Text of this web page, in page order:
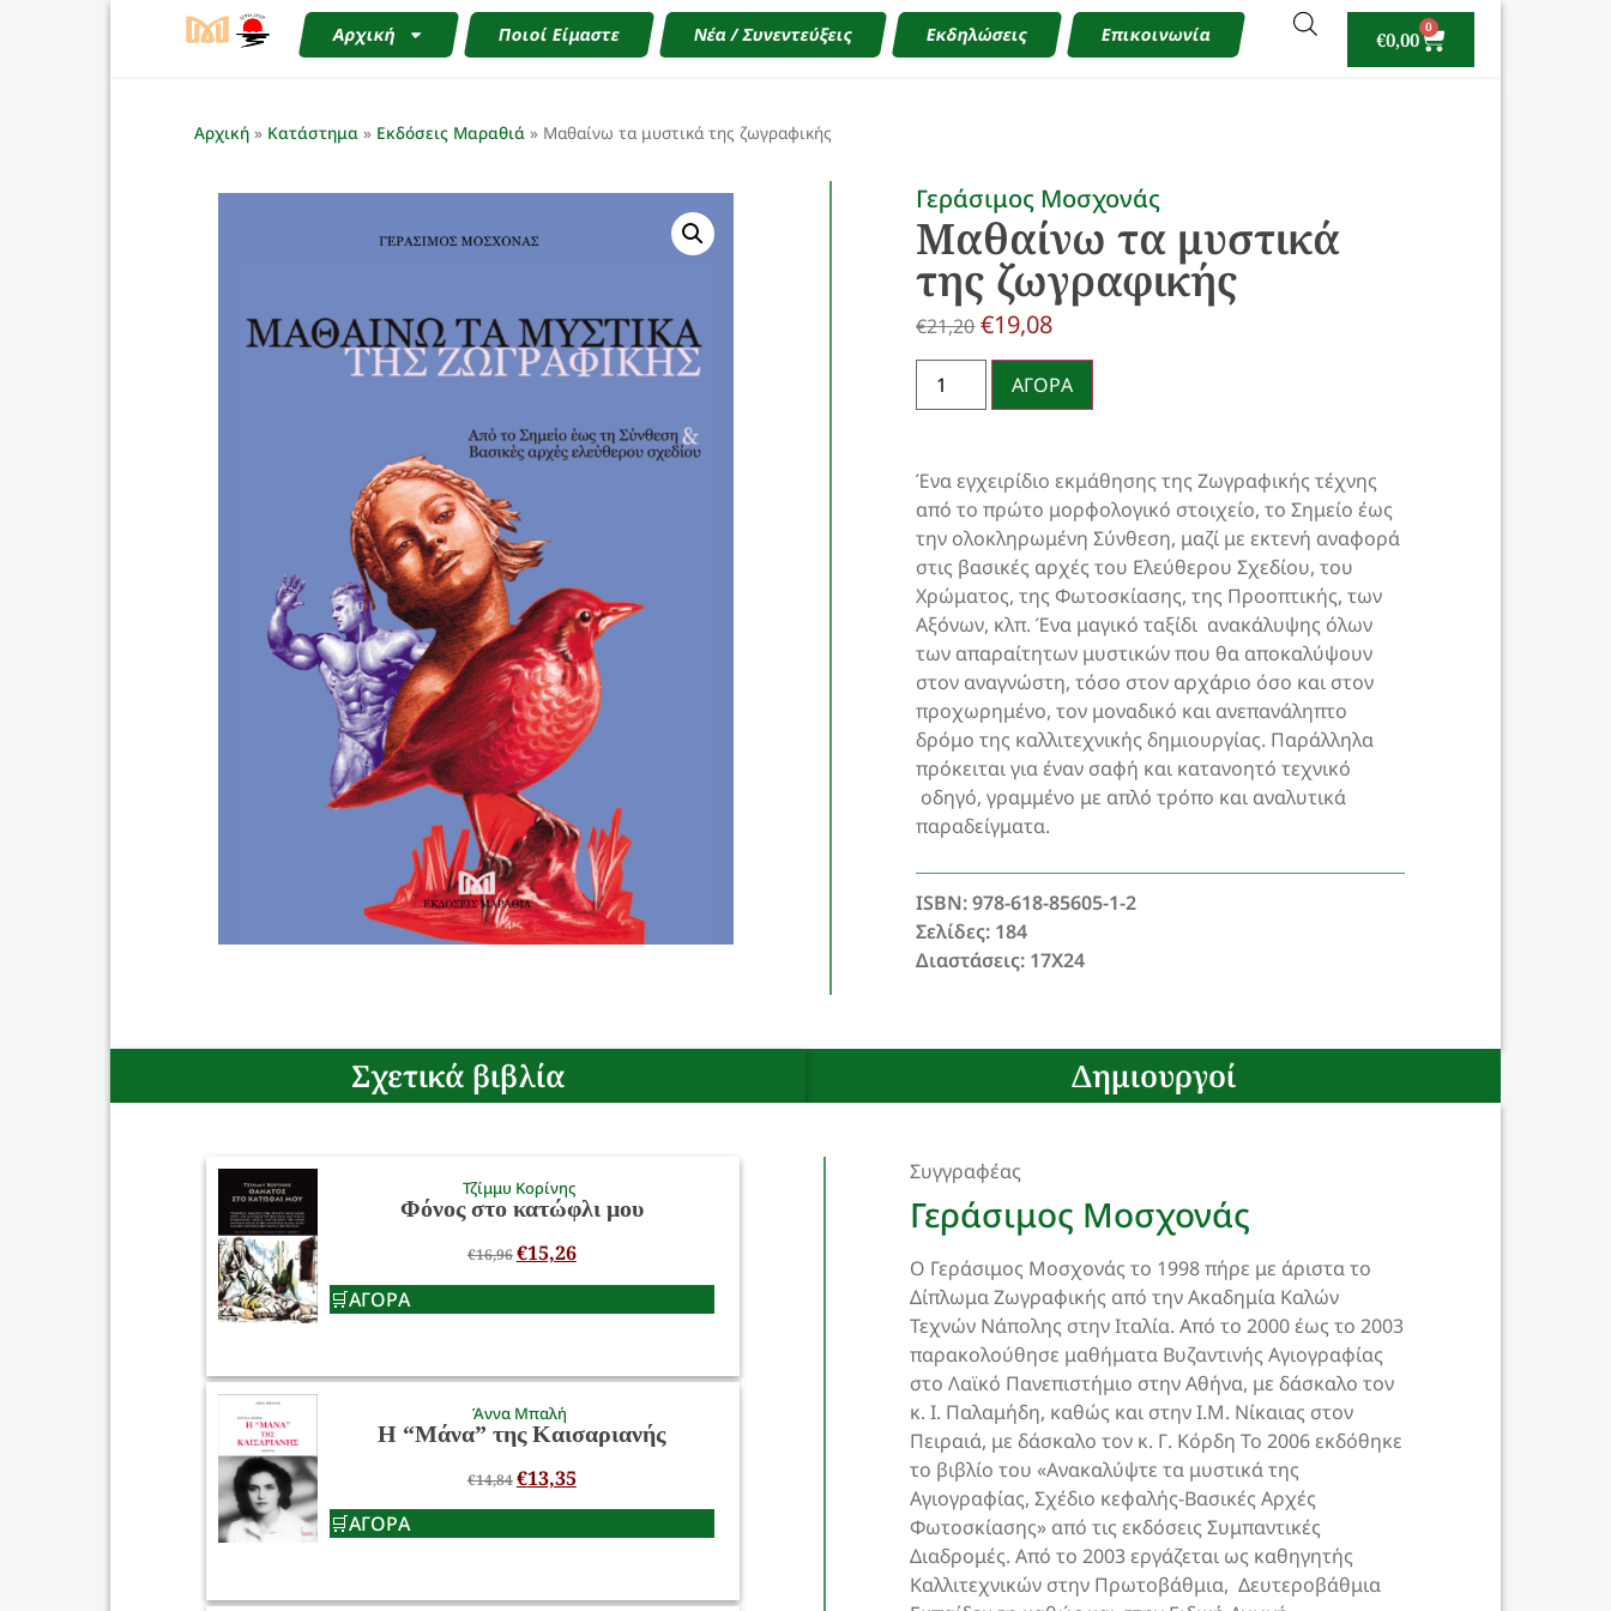
Αρχική Ποιοί Είμαστε Νέα / Συνεντεύξεις Εκδηλώσεις Επικοινωνία €0,00
0
Αρχική » Κατάστημα » Εκδόσεις Μαραθιά » Μαθαίνω τα μυστικά της ζωγραφικής
Γεράσιμος Μοσχονάς
Μαθαίνω τα μυστικά
της ζωγραφικής
€21,20 €19,08
ΑΓΟΡΑ
Ένα εγχειρίδιο εκμάθησης της Ζωγραφικής τέχνης
από το πρώτο μορφολογικό στοιχείο, το Σημείο έως
την ολοκληρωμένη Σύνθεση, μαζί με εκτενή αναφορά
στις βασικές αρχές του Ελεύθερου Σχεδίου, του
Χρώματος, της Φωτοσκίασης, της Προοπτικής, των
Αξόνων, κλπ. Ένα μαγικό ταξίδι ανακάλυψης όλων
των απαραίτητων μυστικών που θα αποκαλύψουν
στον αναγνώστη, τόσο στον αρχάριο όσο και στον
προχωρημένο, τον μοναδικό και ανεπανάληπτο
δρόμο της καλλιτεχνικής δημιουργίας. Παράλληλα
πρόκειται για έναν σαφή και κατανοητό τεχνικό
οδηγό, γραμμένο με απλό τρόπο και αναλυτικά
παραδείγματα.
ISBN: 978-618-85605-1-2
Σελίδες: 184
Διαστάσεις: 17Χ24
Σχετικά βιβλία Δημιουργοί
Τζίμμυ Κορίνης
Φόνος στο κατώφλι μου
€16,96€15,26
ΑΓΟΡΑ
Άννα Μπαλή
Η “Μάνα” της Καισαριανής
€14,84€13,35
ΑΓΟΡΑ
Συγγραφέας
Γεράσιμος Μοσχονάς
Ο Γεράσιμος Μοσχονάς το 1998 πήρε με άριστα το
Δίπλωμα Ζωγραφικής από την Ακαδημία Καλών
Τεχνών Νάπολης στην Ιταλία. Από το 2000 έως το 2003
παρακολούθησε μαθήματα Βυζαντινής Αγιογραφίας
στο Λαϊκό Πανεπιστήμιο στην Αθήνα, με δάσκαλο τον
κ. Ι. Παλαμήδη, καθώς και στην Ι.Μ. Νίκαιας στον
Πειραιά, με δάσκαλο τον κ. Γ. Κόρδη Το 2006 εκδόθηκε
το βιβλίο του «Ανακαλύψτε τα μυστικά της
Αγιογραφίας, Σχέδιο κεφαλής-Βασικές Αρχές
Φωτοσκίασης» από τις εκδόσεις Συμπαντικές
Διαδρομές. Από το 2003 εργάζεται ως καθηγητής
Καλλιτεχνικών στην Πρωτοβάθμια, Δευτεροβάθμια